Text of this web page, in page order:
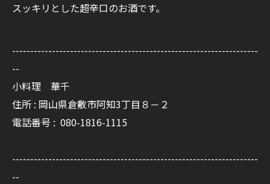
スッキリとした超辛口のお酒です。
--------------------------------------------------------------------
--
小料理 華千
住所 : 岡山県倉敷市阿知3丁目８－２
電話番号 : 080-1816-1115
--------------------------------------------------------------------
--